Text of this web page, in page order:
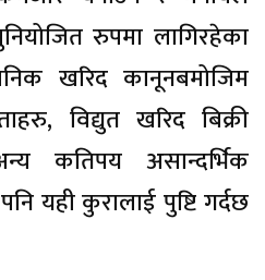
रुपमा लागिरहेका
खरिद कानूनबमोजिम
विद्युत खरिद बिक्री
कतिपय असान्दर्भिक
यही कुरालाई पुष्टि गर्दछ